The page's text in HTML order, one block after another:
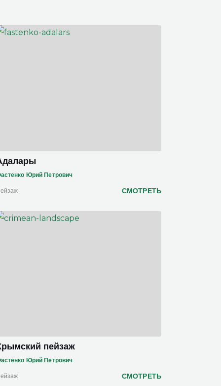
Юрий Петрович
СМОТРЕТЬ
пейзаж
Юрий Петрович
СМОТРЕТЬ